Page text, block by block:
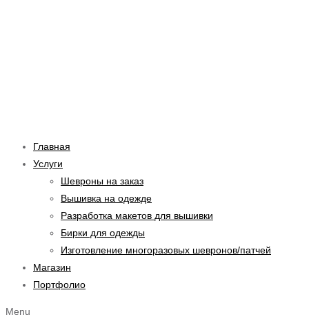
Главная
Услуги
Шевроны на заказ
Вышивка на одежде
Разработка макетов для вышивки
Бирки для одежды
Изготовление многоразовых шевронов/патчей
Магазин
Портфолио
Menu